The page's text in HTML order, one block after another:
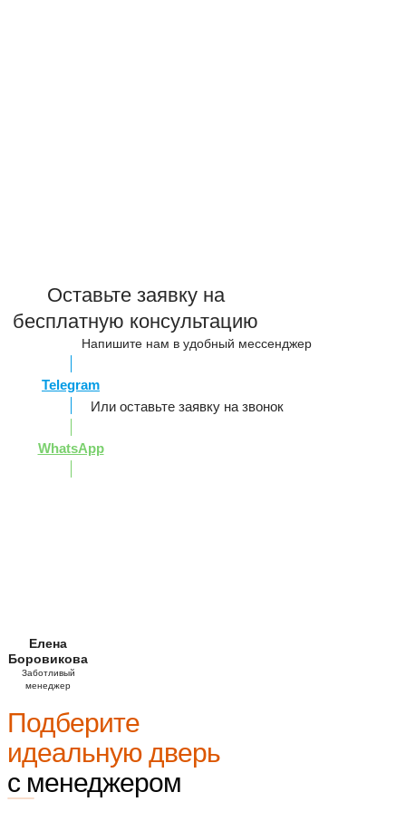
Оставьте заявку на
бесплатную консультацию
Напишите нам в удобный мессенджер
Telegram
Или оставьте заявку на звонок
WhatsApp
Елена
Боровикова
Заботливый
менеджер
Подберите
идеальную дверь
с менеджером